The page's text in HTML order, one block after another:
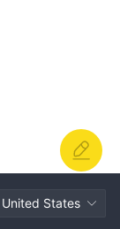
제공물은 다양하
쟁 해결의 신뢰성
고객들은 규제
United States